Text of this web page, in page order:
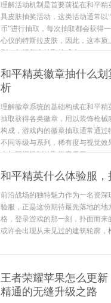
理解活动机制是首要前提在和平
具皮肤抽奖活动，这类活动通常以
币”进行抽取，每次抽取都会获得
心仪的特斯拉皮肤，因此，这本
则，包括每次抽取的成本...
和平精英徽章抽什么
析
理解徽章系统的基础构成在和平
抽取获得各类徽章，用以装饰枪
构成，游戏内的徽章抽取通常通
不同等级与系列，稀有度与视觉
本与回报机制抽取徽章需要...
和平精英什么体验服
前沿战场的独特魅力作为一名资
验服，正是这份期待最先落地的
格，登录游戏的那一刻，扑面而
或许会出现从未见过的建筑轮廓
王者荣耀苹果怎么更
精通的无缝升级之路